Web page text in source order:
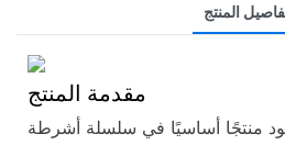
المنتج
منتجًا أساسيًا في سلسلة أشرطة